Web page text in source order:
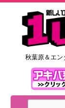
秋葉原＆エ